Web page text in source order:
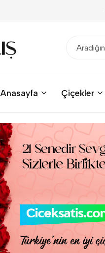
Anasayfa Çiçekler